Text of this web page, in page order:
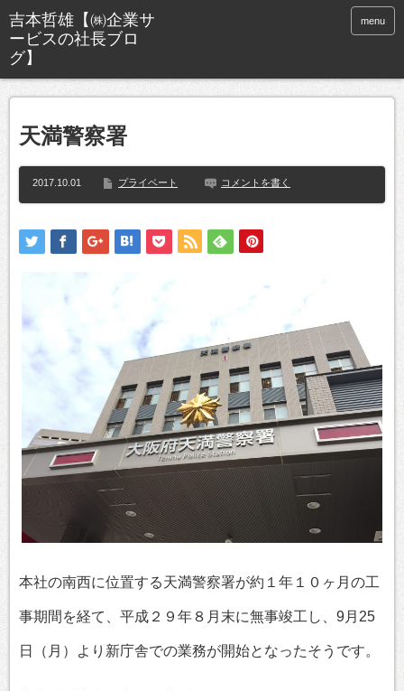
menu
天満警察署
2017.10.01 プライベート コメントを書く
本社の南西に位置する天満警察署が約１年１０ヶ月の工
事期間を経て、平成２９年８月末に無事竣工し、9月25
日（月）より新庁舎での業務が開始となったそうです。